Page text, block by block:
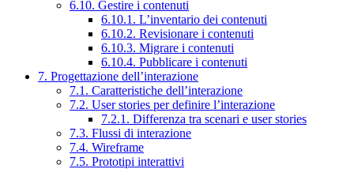
6.10. Gestire i contenuti
6.10.1. L’inventario dei contenuti
6.10.2. Revisionare i contenuti
6.10.3. Migrare i contenuti
6.10.4. Pubblicare i contenuti
7. Progettazione dell’interazione
7.1. Caratteristiche dell’interazione
7.2. User stories per definire l’interazione
7.2.1. Differenza tra scenari e user stories
7.3. Flussi di interazione
7.4. Wireframe
7.5. Prototipi interattivi